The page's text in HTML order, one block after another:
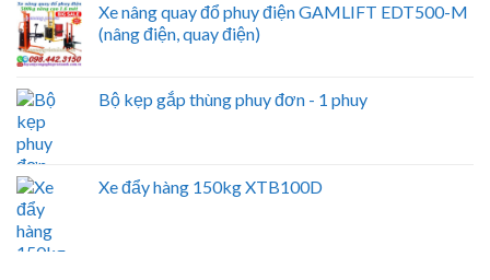
Xe nâng quay đổ phuy điện GAMLIFT EDT500-M
(nâng điện, quay điện)
Bộ kẹp gắp thùng phuy đơn - 1 phuy
Xe đẩy hàng 150kg XTB100D